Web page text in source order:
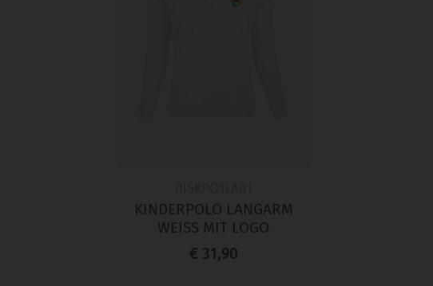
KINDERPOLO LANGARM
WEISS MIT LOGO
€ 31,90